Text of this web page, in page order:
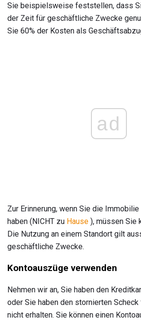
Sie beispielsweise feststellen, dass
der Zeit für geschäftliche Zwecke
Sie 60% der Kosten als
ad
Zur Erinnerung, wenn Sie die
haben (NICHT zu Hause ), müssen Sie
Die Nutzung an einem Standort gilt
geschäftliche Zwecke.
Kontoauszüge verwenden
Nehmen wir an, Sie haben den
oder Sie haben den stornierten
nicht erhalten. Sie können einen